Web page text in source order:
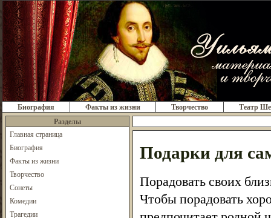
Биография Факты из жизни Творчество
Театр
Разделы
Главная страница
Биография
Факты из жизни
Творчество
Сонеты
Комедии
Трагедии
Подарки для
Порадовать своих
Чтобы порадовать